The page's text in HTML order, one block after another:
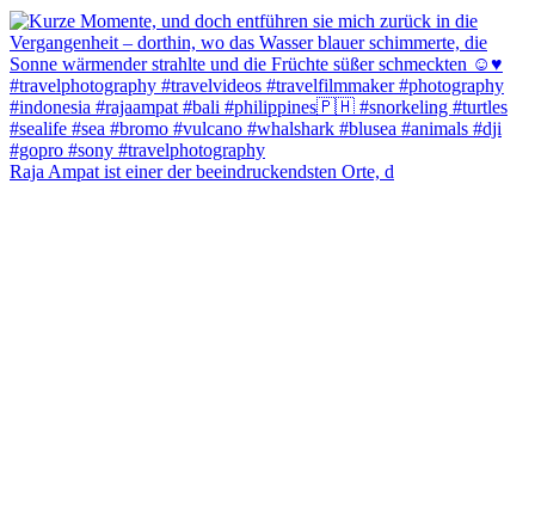
Raja Ampat ist einer der beeindruckendsten Orte, d